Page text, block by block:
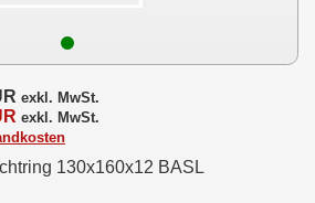
exkl. MwSt.
exkl. MwSt.
130x160x12 BASL